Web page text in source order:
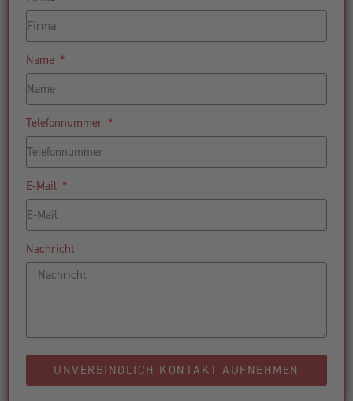
Name
Telefonnummer
E-Mail
Nachricht
UNVERBINDLICH KONTAKT AUFNEHMEN